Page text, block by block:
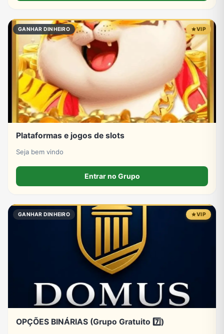
GANHAR DINHEIRO VIP
Plataformas e jogos de slots
Seja bem vindo
Entrar no Grupo
GANHAR DINHEIRO VIP
OPÇÕES BINÁRIAS (Grupo Gratuito 7️⃣)